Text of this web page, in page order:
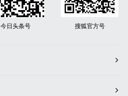
今日头条号 搜狐官方号